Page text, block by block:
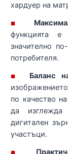
хардуер на
■
функцията е
значително
потребителя.
■ Баланс
по качество
да
дигитален
участъци.
■